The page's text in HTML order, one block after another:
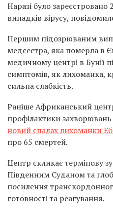
Наразі було
випадків вірусу,
Першим підозрюваним
медсестра, яка померла в
медичному центрі в Бунії
симптомів, як лихоманка,
сильна слабкість.
Раніше Африканський
профілактики
новий спалах лихоманки
про 65 смертей.
Центр скликає термінову
Південним Суданом та
посилення
готовності та реагування.